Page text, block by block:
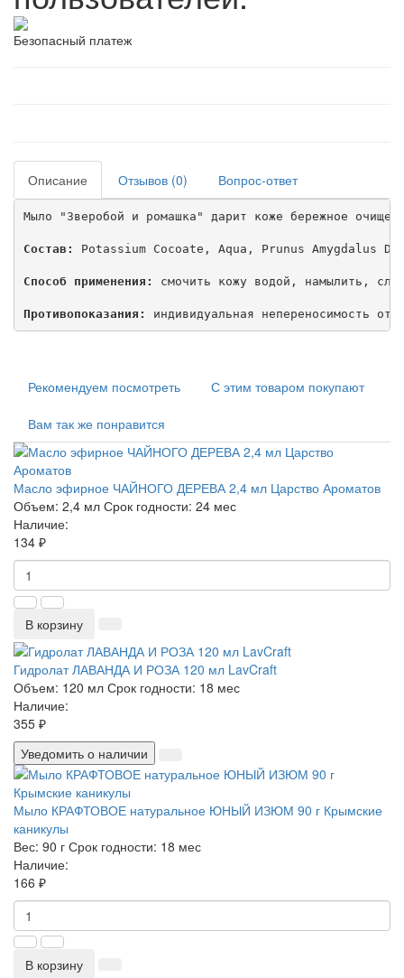
Безопасный платеж
Описание Отзывов (0) Вопрос-ответ
Мыло "Зверобой и ромашка" дарит коже бережное
Состав: Potassium Cocoate, Aqua, Prunus
Способ применения: смочить кожу водой, намылить,
Противопоказания: индивидуальная непереносимость
Рекомендуем посмотреть С этим товаром покупают
Вам так же понравится
Масло эфирное ЧАЙНОГО ДЕРЕВА 2,4 мл Царство Ароматов
Объем: 2,4 мл Срок годности: 24 мес
Наличие:
134 ₽
В корзину
Гидролат ЛАВАНДА И РОЗА 120 мл LavCraft
Объем: 120 мл Срок годности: 18 мес
Наличие:
355 ₽
Уведомить о наличии
Мыло КРАФТОВОЕ натуральное ЮНЫЙ ИЗЮМ 90 г Крымские
каникулы
Вес: 90 г Срок годности: 18 мес
Наличие:
166 ₽
В корзину